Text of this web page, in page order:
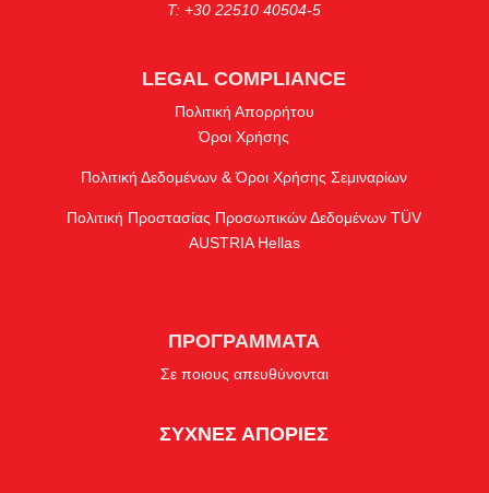
Τ: +30 22510 40504-5
LEGAL COMPLIANCE
Πολιτική Απορρήτου
Όροι Χρήσης
Πολιτική Δεδομένων & Όροι Χρήσης Σεμιναρίων
Πολιτική Προστασίας Προσωπικών Δεδομένων TÜV
AUSTRIA Hellas
ΠΡΟΓΡΑΜΜΑΤΑ
Σε ποιους απευθύνονται
ΣΥΧΝΕΣ ΑΠΟΡΙΕΣ